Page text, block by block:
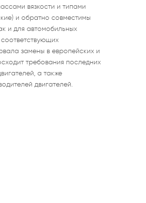
вязкости и типами
и обратно совместимы
и для автомобильных
замены в европейских и
требования последних
а также
двигателей.